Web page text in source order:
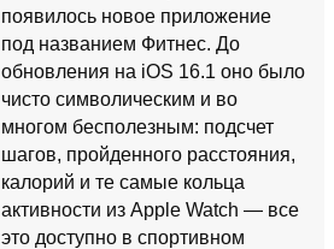
появилось новое приложение
под названием Фитнес. До
обновления на iOS 16.1 оно было
чисто символическим и во
многом бесполезным: подсчет
шагов, пройденного расстояния,
калорий и те самые кольца
активности из Apple Watch — все
это доступно в спортивном